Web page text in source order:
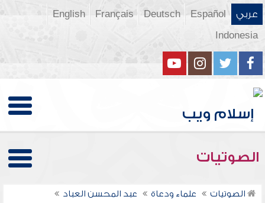
عربي Español
Deutsch
Français
English
Indonesia
الصوتيات
الصوتيات علماء ودعاة
عبد المحسن العباد